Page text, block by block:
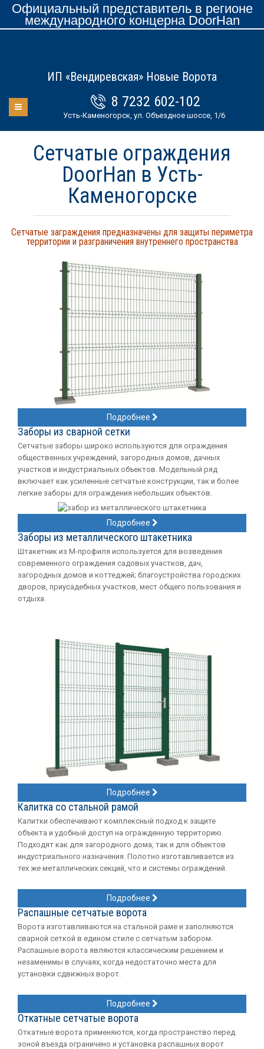
Официальный представитель в регионе
международного концерна DoorHan
ИП «Вендиревская» Новые Ворота
8 7232 602-102
Усть-Каменогорск, ул. Объездное шоссе, 1/6
Сетчатые ограждения
DoorHan в Усть-
Каменогорске
Сетчатые заграждения предназначены для защиты периметра
территории и разграничения внутреннего пространства
Подробнее
Заборы из сварной сетки
Сетчатые заборы широко используются для ограждения
общественных учреждений, загородных домов, дачных
участков и индустриальных объектов. Модельный ряд
включает как усиленные сетчатые конструкции, так и более
легкие заборы для ограждения небольших объектов.
Подробнее
Заборы из металлического штакетника
Штакетник из М-профиля используется для возведения
современного ограждения садовых участков, дач,
загородных домов и коттеджей; благоустройства городских
дворов, приусадебных участков, мест общего пользования и
отдыха.
Подробнее
Калитка со стальной рамой
Калитки обеспечивают комплексный подход к защите
объекта и удобный доступ на огражденную территорию.
Подходят как для загородного дома, так и для объектов
индустриального назначения. Полотно изготавливается из
тех же металлических секций, что и системы ограждений.
Подробнее
Распашные сетчатые ворота
Ворота изготавливаются на стальной раме и заполняются
сварной сеткой в едином стиле с сетчатым забором.
Распашные ворота являются классическим решением и
незаменимы в случаях, когда недостаточно места для
установки сдвижных ворот.
Подробнее
Откатные сетчатые ворота
Откатные ворота применяются, когда пространство перед
зоной въезда ограничено и установка распашных ворот